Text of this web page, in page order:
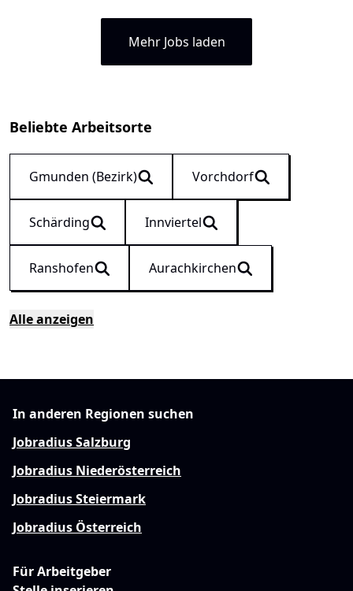
Mehr Jobs laden
Beliebte Arbeitsorte
Gmunden (Bezirk) Vorchdorf
Schärding Innviertel
Ranshofen Aurachkirchen
Alle anzeigen
In anderen Regionen suchen
Jobradius Salzburg
Jobradius Niederösterreich
Jobradius Steiermark
Jobradius Österreich
Für Arbeitgeber